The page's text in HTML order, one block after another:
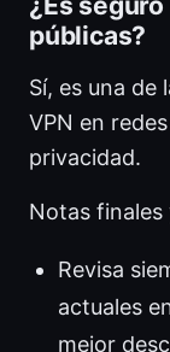
públicas?
Sí, es una de
VPN en
privacidad.
Notas
Revisa
actuales
mejor